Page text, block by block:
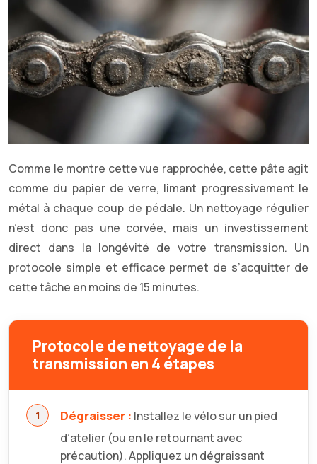
Comme le montre cette vue rapprochée, cette pâte agit
comme du papier de verre, limant progressivement le
métal à chaque coup de pédale. Un nettoyage régulier
n’est donc pas une corvée, mais un investissement
direct dans la longévité de votre transmission. Un
protocole simple et efficace permet de s’acquitter de
cette tâche en moins de 15 minutes.
Protocole de nettoyage de la
transmission en 4 étapes
Dégraisser : Installez le vélo sur un pied
d’atelier (ou en le retournant avec
précaution). Appliquez un dégraissant